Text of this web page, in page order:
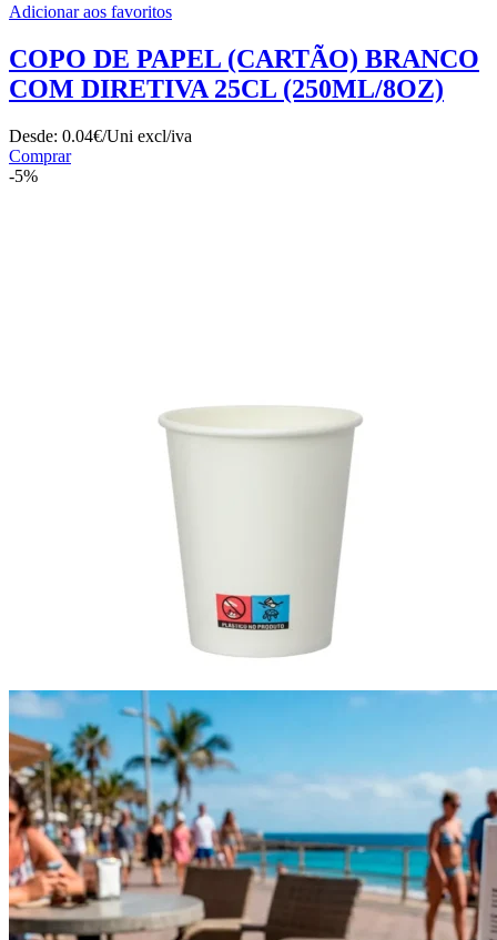
Adicionar aos favoritos
COPO DE PAPEL (CARTÃO) BRANCO
COM DIRETIVA 25CL (250ML/8OZ)
Desde: 0.04€/Uni excl/iva
Comprar
-5%